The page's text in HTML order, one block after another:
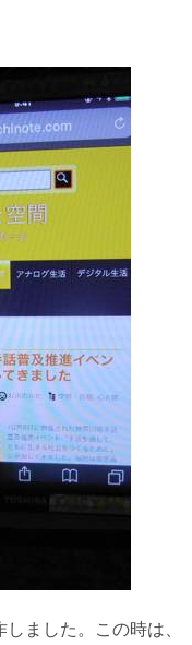
ました。この時は、